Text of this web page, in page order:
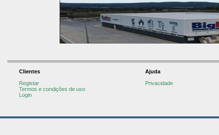
Clientes
Registar
Termos e condições de uso
Login
Ajuda
Privacidade